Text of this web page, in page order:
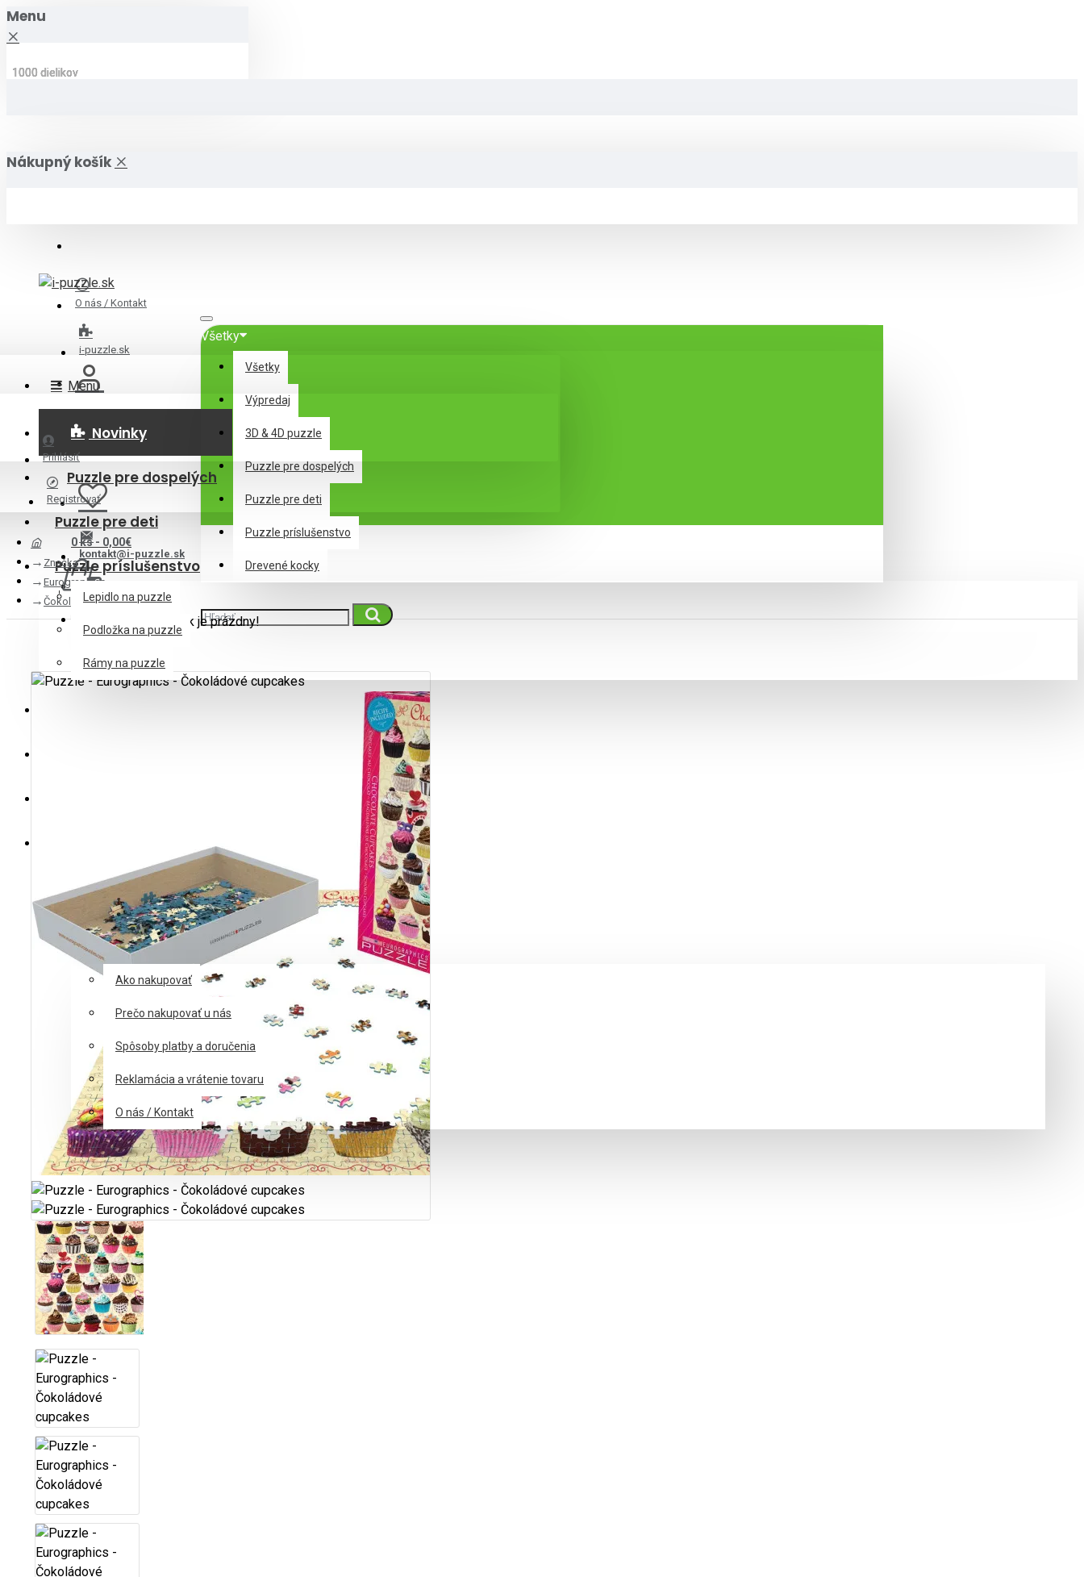
Menu
Nákupný košík
O nás / Kontakt
i-puzzle.sk
kontakt@i-puzzle.sk
Všetky
Všetky
Výpredaj
3D & 4D puzzle
Puzzle pre dospelých
Puzzle pre deti
Puzzle príslušenstvo
Drevené kocky
0 ks - 0,00€
Váš nákupný košík je prázdny!
Menu
Novinky
Puzzle pre dospelých
Puzzle pre deti
Puzzle príslušenstvo
Lepidlo na puzzle
Podložka na puzzle
Rámy na puzzle
Blog
Informácie
Ako nakupovať
Prečo nakupovať u nás
Spôsoby platby a doručenia
Reklamácia a vrátenie tovaru
O nás / Kontakt
Prihlásiť
Registrovať
Značka
Eurographics
Čokoládové cupcakes
1000 dielikov
1000 dielikov
1000 dielikov
1000 dielikov
1000 dielikov
1000 dielikov